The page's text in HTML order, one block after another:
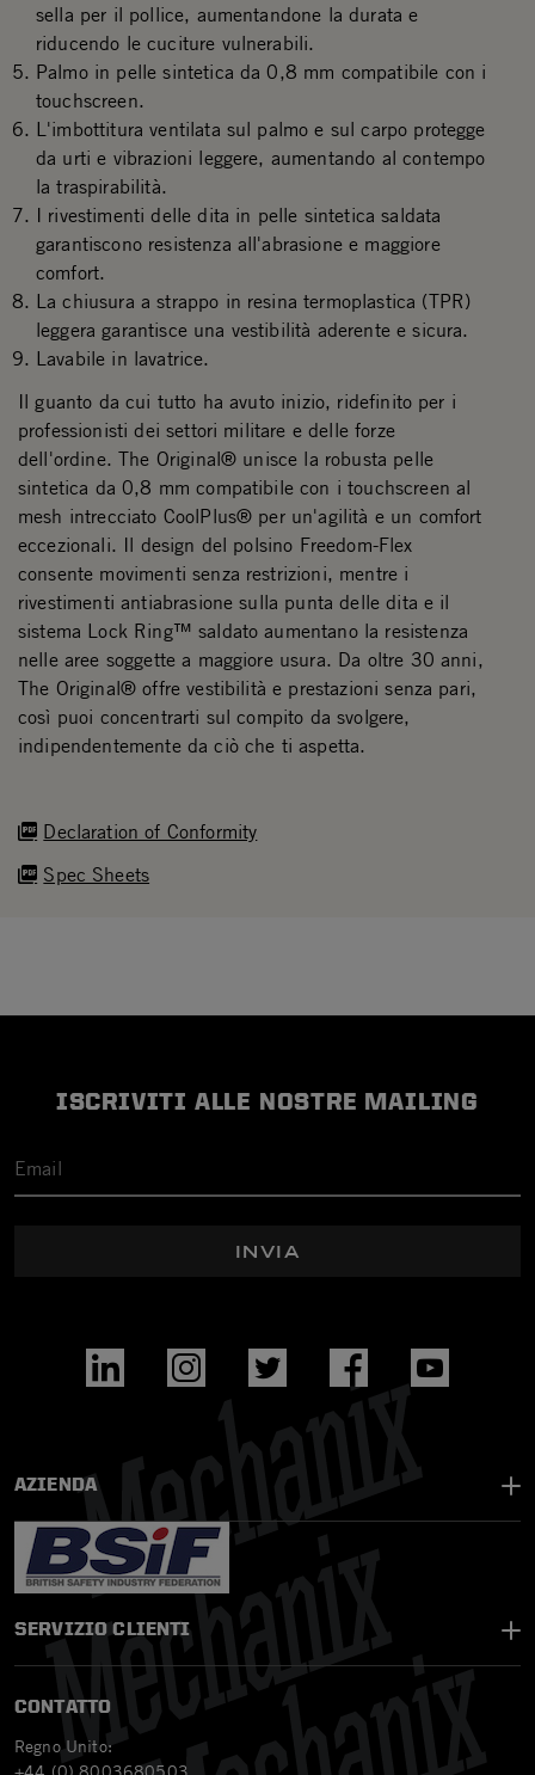
sella per il pollice, aumentandone la durata e
riducendo le cuciture vulnerabili.
Palmo in pelle sintetica da 0,8 mm compatibile con i
touchscreen.
L'imbottitura ventilata sul palmo e sul carpo protegge
da urti e vibrazioni leggere, aumentando al contempo
la traspirabilità.
I rivestimenti delle dita in pelle sintetica saldata
garantiscono resistenza all'abrasione e maggiore
comfort.
La chiusura a strappo in resina termoplastica (TPR)
leggera garantisce una vestibilità aderente e sicura.
Lavabile in lavatrice.
Declaration of Conformity
Spec Sheets
Il guanto da cui tutto ha avuto inizio, ridefinito per i
professionisti dei settori militare e delle forze
dell'ordine. The Original® unisce la robusta pelle
sintetica da 0,8 mm compatibile con i touchscreen al
mesh intrecciato CoolPlus® per un'agilità e un comfort
eccezionali. Il design del polsino Freedom-Flex
consente movimenti senza restrizioni, mentre i
rivestimenti antiabrasione sulla punta delle dita e il
sistema Lock Ring™ saldato aumentano la resistenza
nelle aree soggette a maggiore usura. Da oltre 30 anni,
The Original® offre vestibilità e prestazioni senza pari,
così puoi concentrarti sul compito da svolgere,
indipendentemente da ciò che ti aspetta.
ISCRIVITI ALLE NOSTRE MAILING
INVIA
AZIENDA
SERVIZIO CLIENTI
CONTATTO
Regno Unito:
+44 (0) 8003680503